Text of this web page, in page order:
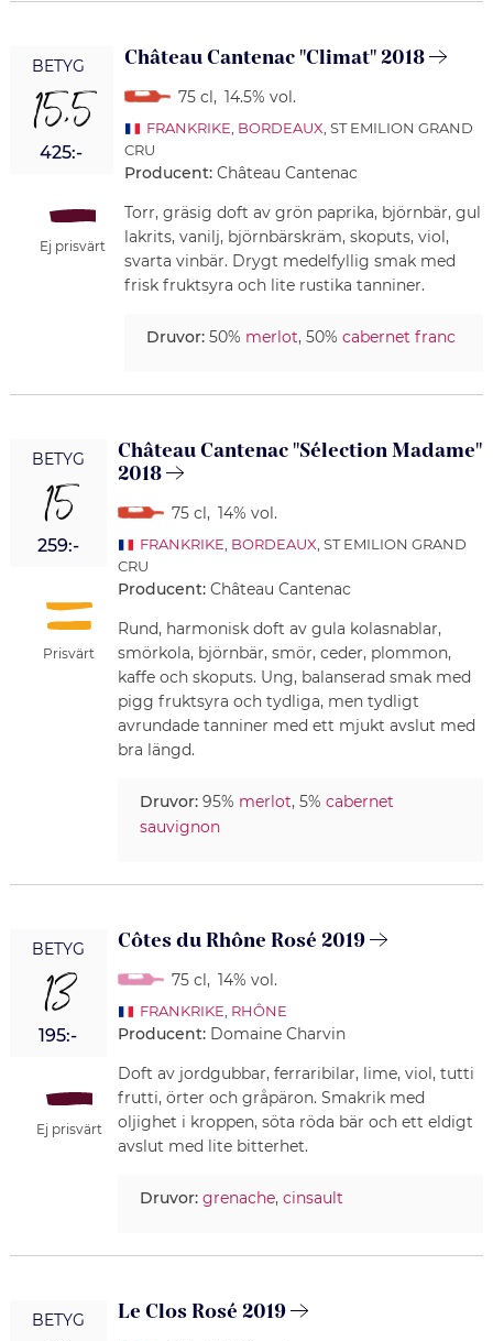
BETYG
15,5
425:-
Ej prisvärt
Château Cantenac "Climat" 2018
75 cl, 14.5% vol.
FRANKRIKE BORDEAUX , ST EMILION GRAND
CRU
Producent: Château Cantenac
Torr, gräsig doft av grön paprika, björnbär, gul
lakrits, vanilj, björnbärskräm, skoputs, viol,
svarta vinbär. Drygt medelfyllig smak med
frisk fruktsyra och lite rustika tanniner.
Druvor:50% merlot, 50% cabernet franc
BETYG
15
259:-
Prisvärt
Château Cantenac "Sélection Madame"
2018
75 cl, 14% vol.
FRANKRIKE BORDEAUX , ST EMILION GRAND
CRU
Producent: Château Cantenac
Rund, harmonisk doft av gula kolasnablar,
smörkola, björnbär, smör, ceder, plommon,
kaffe och skoputs. Ung, balanserad smak med
pigg fruktsyra och tydliga, men tydligt
avrundade tanniner med ett mjukt avslut med
bra längd.
Druvor:95% merlot, 5% cabernet
sauvignon
BETYG
13
195:-
Ej prisvärt
Côtes du Rhône Rosé 2019
75 cl, 14% vol.
FRANKRIKE RHÔNE
Producent: Domaine Charvin
Doft av jordgubbar, ferraribilar, lime, viol, tutti
frutti, örter och gråpäron. Smakrik med
oljighet i kroppen, söta röda bär och ett eldigt
avslut med lite bitterhet.
Druvor: grenache, cinsault
BETYG Le Clos Rosé 2019